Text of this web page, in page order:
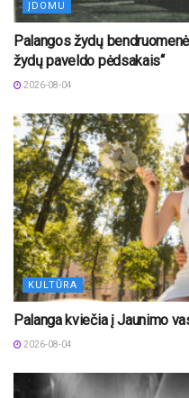
ĮDOMU
Palangos žydų
žydų paveldo pėdsakais“
2026-08-04
KULTŪRA
Palanga kviečia į Jaunimo
2026-08-04